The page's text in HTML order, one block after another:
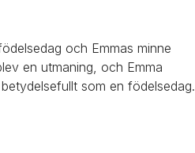
och Emmas minne
en utmaning, och Emma
som en födelsedag.